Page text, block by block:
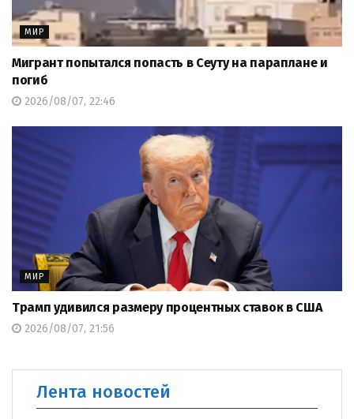
МИР
Мигрант попытался попасть в Сеуту на параплане и
погиб
2026/08/07, 22:46
МИР
Трамп удивился размеру процентных ставок в США
2026/08/07, 21:56
Лента новостей